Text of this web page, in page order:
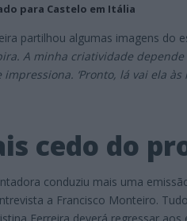
para Castelo em Itália
partilhou algumas imagens do
A minha criatividade
‘Pronto, lá vai ela às
cedo do
conduziu mais uma
a Francisco Monteiro.